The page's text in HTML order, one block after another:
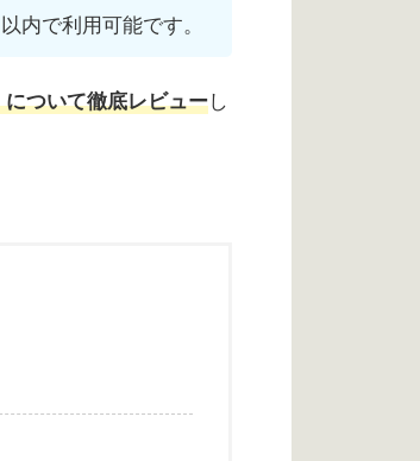
内で利用可能です。
ついて徹底レビューし